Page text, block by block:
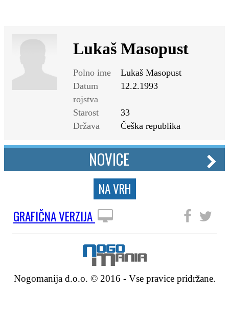
Lukaš Masopust
Polno ime
Lukaš Masopust
Datum
rojstva
12.2.1993
Starost
33
Država
Češka republika
NOVICE
NA VRH
GRAFIČNA VERZIJA
Nogomanija d.o.o. © 2016 - Vse pravice pridržane.